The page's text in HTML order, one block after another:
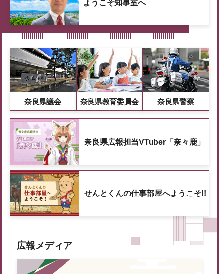
ようこそ知事室へ
奈良県議会 奈良県教育委員会 奈良県警察
奈良県広報担当VTuber「奈々鹿」
せんとくんの仕事部屋へようこそ!!
広報メディア